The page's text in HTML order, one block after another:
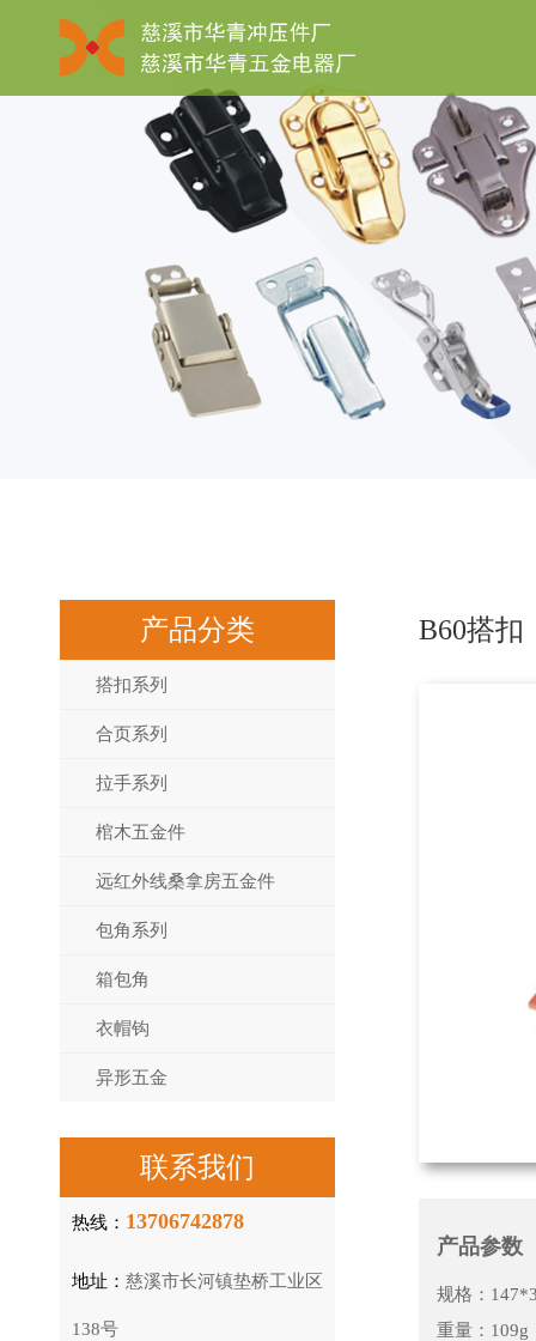
产品分类
搭扣系列
合页系列
拉手系列
棺木五金件
远红外线桑拿房五金件
包角系列
箱包角
衣帽钩
异形五金
联系我们
热线： 13706742878
地址： 慈溪市长河镇垫桥工业区
138号
B60搭扣
产品参数
规格：
重量：109g